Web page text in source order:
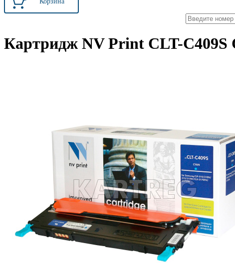
Картридж NV Print CLT-C409S